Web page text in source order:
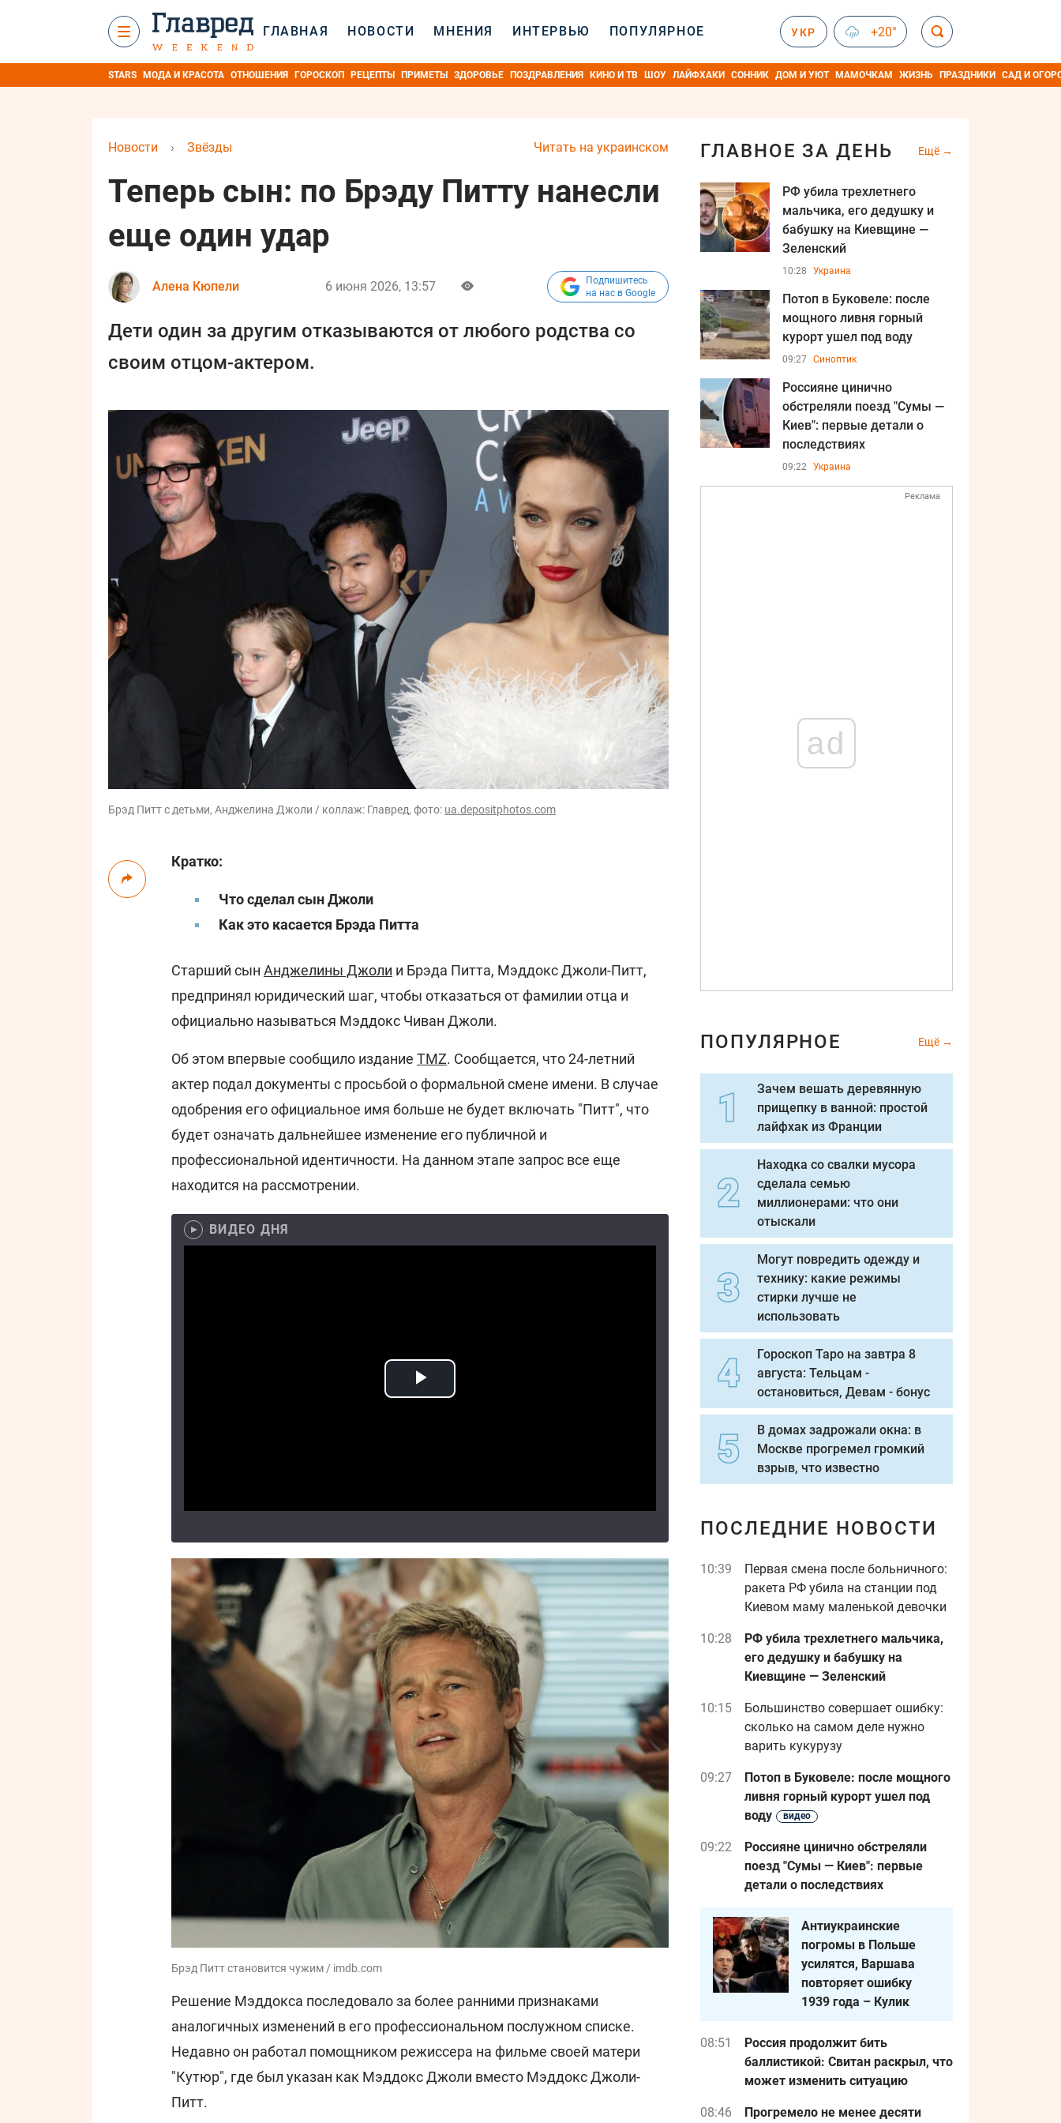
ГЛАВНАЯ НОВОСТИ МНЕНИЯ ИНТЕРВЬЮ ПОПУЛЯРНОЕ УКР +20°
STARS МОДА И КРАСОТА ОТНОШЕНИЯ ГОРОСКОП РЕЦЕПТЫ ПРИМЕТЫ ЗДОРОВЬЕ ПОЗДРАВЛЕНИЯ КИНО И ТВ ШОУ ЛАЙФХАКИ СОННИК ДОМ И УЮТ МАМОЧКАМ ЖИЗНЬ ПРАЗДНИКИ САД И
Читать на украинском
Новости › Звёзды
Теперь сын: по Брэду Питту нанесли
еще один удар
Алена Кюпели 6 июня 2026, 13:57
Подпишитесь
на нас в Google
Дети один за другим отказываются от любого родства со
своим отцом-актером.
Брэд Питт с детьми, Анджелина Джоли / коллаж: Главред, фото: ua.depositphotos.com
Кратко:
Что сделал сын Джоли
Как это касается Брэда Питта
Старший сын Анджелины Джоли и Брэда Питта, Мэддокс Джоли-Питт,
предпринял юридический шаг, чтобы отказаться от фамилии отца и
официально называться Мэддокс Чиван Джоли.
Об этом впервые сообщило издание TMZ. Сообщается, что 24-летний
актер подал документы с просьбой о формальной смене имени. В случае
одобрения его официальное имя больше не будет включать "Питт", что
будет означать дальнейшее изменение его публичной и
профессиональной идентичности. На данном этапе запрос все еще
находится на рассмотрении.
ВИДЕО ДНЯ
Брэд Питт становится чужим / imdb.com
Решение Мэддокса последовало за более ранними признаками
аналогичных изменений в его профессиональном послужном списке.
Недавно он работал помощником режиссера на фильме своей матери
"Кутюр", где был указан как Мэддокс Джоли вместо Мэддокс Джоли-
Питт.
ГЛАВНОЕ ЗА ДЕНЬ Ещё
РФ убила трехлетнего
мальчика, его дедушку и
бабушку на Киевщине —
Зеленский
10:28 Украина
Потоп в Буковеле: после
мощного ливня горный
курорт ушел под воду
09:27 Синоптик
Россияне цинично
обстреляли поезд "Сумы —
Киев": первые детали о
последствиях
09:22 Украина
Реклама
ad
ПОПУЛЯРНОЕ Ещё
Зачем вешать деревянную
прищепку в ванной: простой
лайфхак из Франции
Находка со свалки мусора
сделала семью
миллионерами: что они
отыскали
Могут повредить одежду и
технику: какие режимы
стирки лучше не
использовать
Гороскоп Таро на завтра 8
августа: Тельцам -
остановиться, Девам - бонус
В домах задрожали окна: в
Москве прогремел громкий
взрыв, что известно
ПОСЛЕДНИЕ НОВОСТИ
10:39
Первая смена после больничного:
ракета РФ убила на станции под
Киевом маму маленькой девочки
10:28
РФ убила трехлетнего мальчика,
его дедушку и бабушку на
Киевщине — Зеленский
10:15
Большинство совершает ошибку:
сколько на самом деле нужно
варить кукурузу
09:27
Потоп в Буковеле: после мощного
ливня горный курорт ушел под
воду
видео
09:22
Россияне цинично обстреляли
поезд "Сумы — Киев": первые
детали о последствиях
Антиукраинские
погромы в Польше
усилятся, Варшава
повторяет ошибку
1939 года – Кулик
08:51
Россия продолжит бить
баллистикой: Свитан раскрыл, что
может изменить ситуацию
08:46 Прогремело не менее десяти